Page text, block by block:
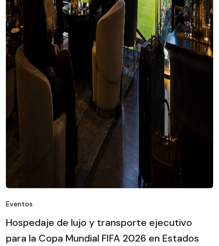
Eventos
Hospedaje de lujo y transporte ejecutivo
para la Copa Mundial FIFA 2026 en Estados